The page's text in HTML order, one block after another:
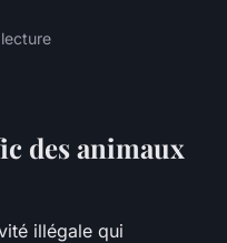
des animaux
illégale qui